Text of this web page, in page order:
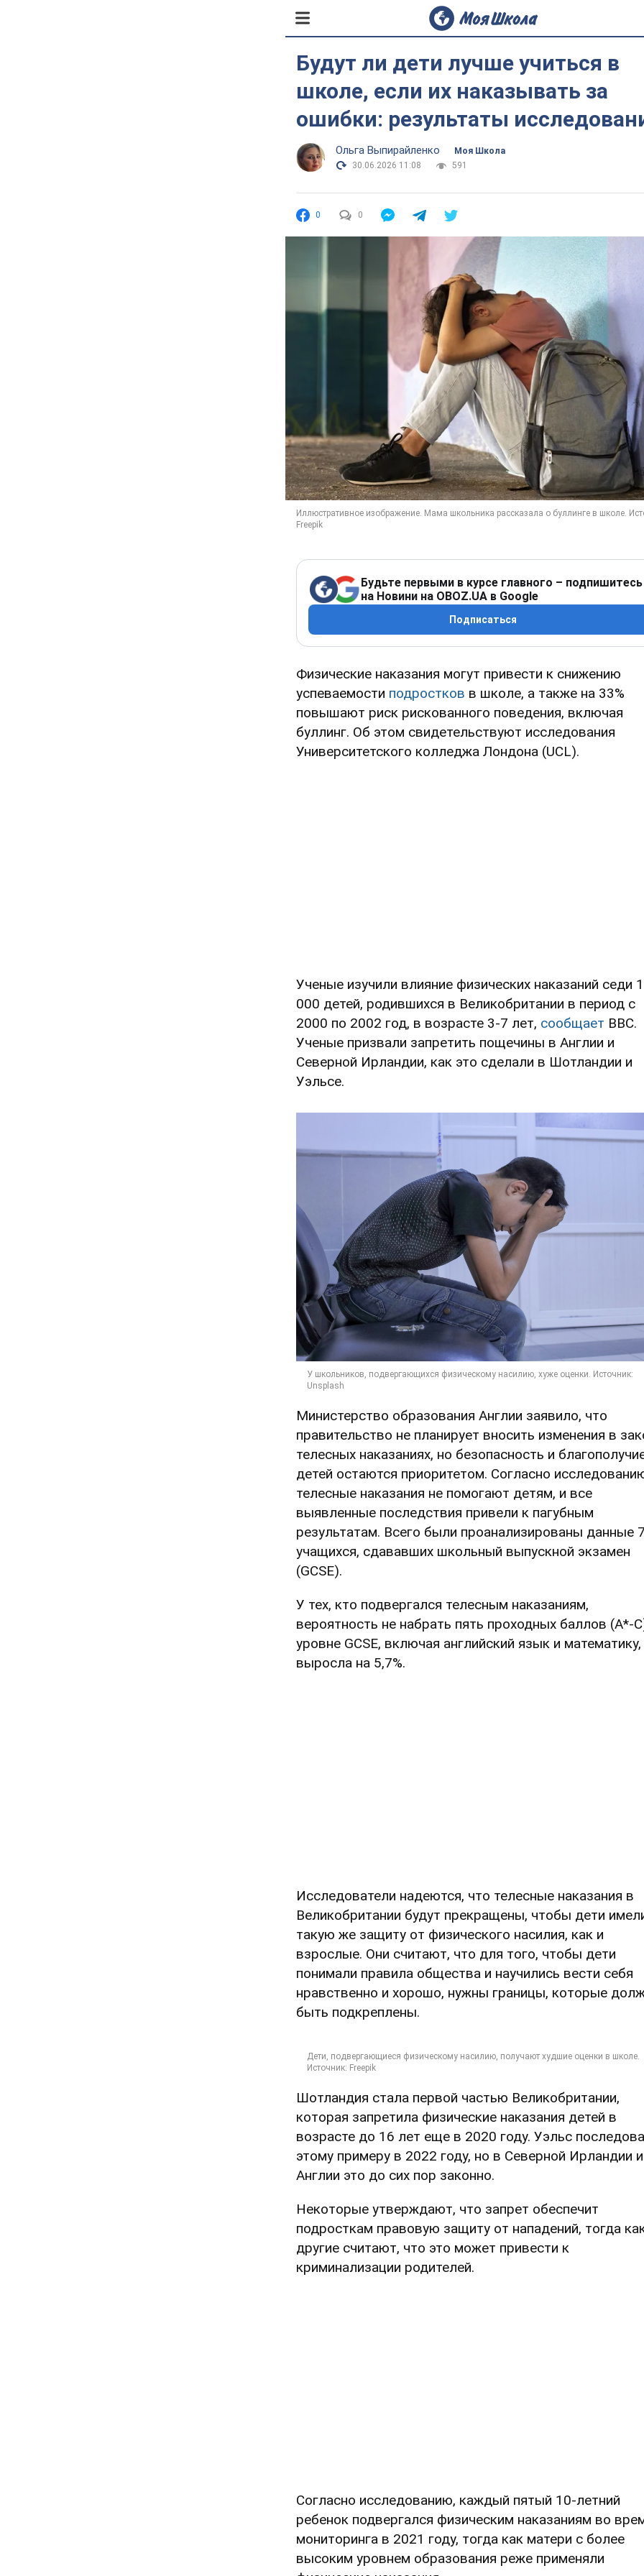
Будут ли дети лучше учиться в
школе, если их наказывать за
ошибки: результаты
Ольга Выпирайленко
Моя Школа
30.06.2026 11:08
591
0 0
Будьте первыми в курсе главного – подпишитесь
на Новини на OBOZ.UA в Google
Подписаться
Физические наказания могут привести к снижению
успеваемости подростков в школе, а также на 33%
повышают риск рискованного поведения, включая
буллинг. Об этом свидетельствуют исследования
Университетского колледжа Лондона (UCL).
Ученые изучили влияние физических наказаний седи
000 детей, родившихся в Великобритании в период с
2000 по 2002 год, в возрасте 3-7 лет, сообщает ВВС.
Ученые призвали запретить пощечины в Англии и
Северной Ирландии, как это сделали в Шотландии и
Уэльсе.
Министерство образования Англии заявило, что
правительство не планирует вносить изменения в
телесных наказаниях, но безопасность и
детей остаются приоритетом. Согласно
телесные наказания не помогают детям, и все
выявленные последствия привели к пагубным
результатам. Всего были проанализированы данные
учащихся, сдававших школьный выпускной экзамен
(GCSE).
У тех, кто подвергался телесным наказаниям,
вероятность не набрать пять проходных баллов (A*-
уровне GCSE, включая английский язык и математику,
выросла на 5,7%.
Исследователи надеются, что телесные наказания в
Великобритании будут прекращены, чтобы дети
такую же защиту от физического насилия, как и
взрослые. Они считают, что для того, чтобы дети
понимали правила общества и научились вести себя
нравственно и хорошо, нужны границы, которые
быть подкреплены.
Шотландия стала первой частью Великобритании,
которая запретила физические наказания детей в
возрасте до 16 лет еще в 2020 году. Уэльс
этому примеру в 2022 году, но в Северной Ирландии и
Англии это до сих пор законно.
Некоторые утверждают, что запрет обеспечит
подросткам правовую защиту от нападений, тогда
другие считают, что это может привести к
криминализации родителей.
Согласно исследованию, каждый пятый 10-летний
ребенок подвергался физическим наказаниям во
мониторинга в 2021 году, тогда как матери с более
высоким уровнем образования реже применяли